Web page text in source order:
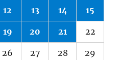
12 13 14 15
19 20 21 22
26 27 28 29